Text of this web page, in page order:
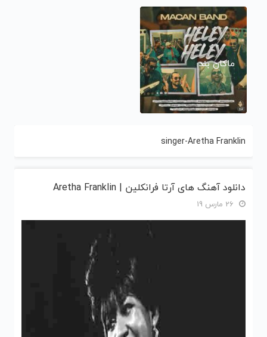
ماکان بند
singer-Aretha Franklin
دانلود آهنگ های آرتا فرانکلین | Aretha Franklin